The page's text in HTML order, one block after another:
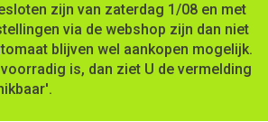
zijn van zaterdag 1/08 en met
via de webshop zijn dan niet
blijven wel aankopen mogelijk.
is, dan ziet U de vermelding